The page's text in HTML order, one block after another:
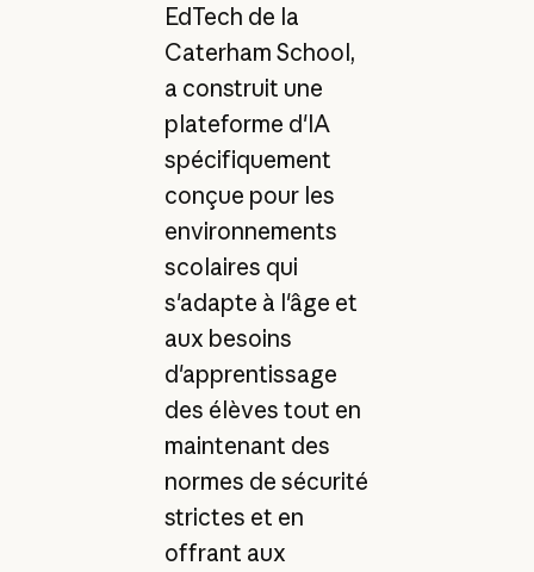
EdTech de la
Caterham School,
a construit une
plateforme d'IA
spécifiquement
conçue pour les
environnements
scolaires qui
s'adapte à l'âge et
aux besoins
d'apprentissage
des élèves tout en
maintenant des
normes de sécurité
strictes et en
offrant aux